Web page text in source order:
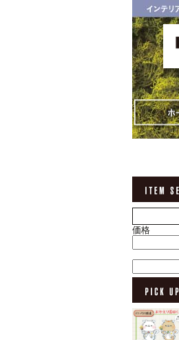
価格